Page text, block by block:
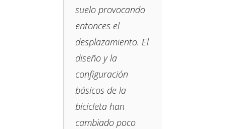
suelo provocando
entonces el
desplazamiento. El
diseño y la
configuración
básicos de la
bicicleta han
cambiado poco